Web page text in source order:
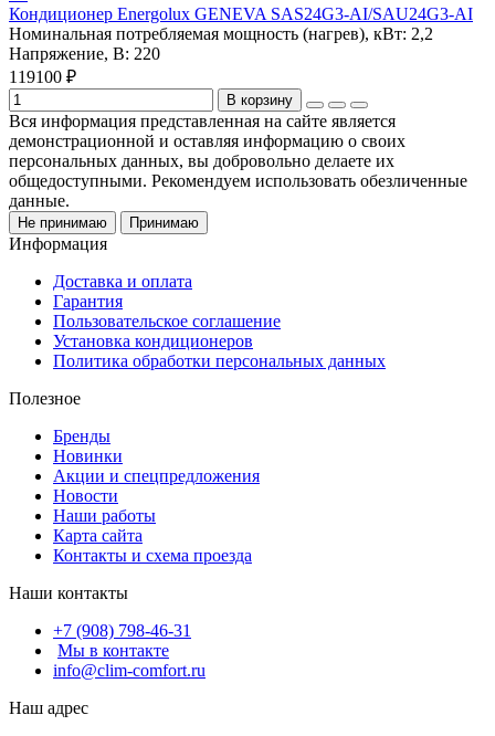
Кондиционер Energolux GENEVA SAS24G3-AI/SAU24G3-AI
Номинальная потребляемая мощность (нагрев), кВт: 2,2
Напряжение, В: 220
119100 ₽
В корзину
Вся информация представленная на сайте является
демонстрационной и оставляя информацию о своих
персональных данных, вы добровольно делаете их
общедоступными. Рекомендуем использовать обезличенные
данные.
Не принимаю Принимаю
Информация
Доставка и оплата
Гарантия
Пользовательское соглашение
Установка кондиционеров
Политика обработки персональных данных
Полезное
Бренды
Новинки
Акции и спецпредложения
Новости
Наши работы
Карта сайта
Контакты и схема проезда
Наши контакты
+7 (908) 798-46-31
Мы в контакте
info@clim-comfort.ru
Наш адрес